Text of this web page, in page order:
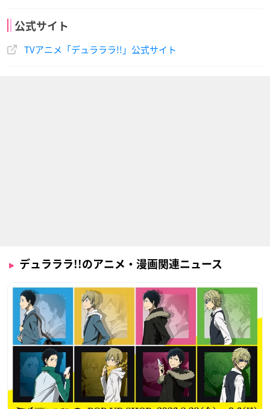
公式サイト
TVアニメ「デュラララ!!」公式サイト
デュラララ!!のアニメ・漫画関連ニュース